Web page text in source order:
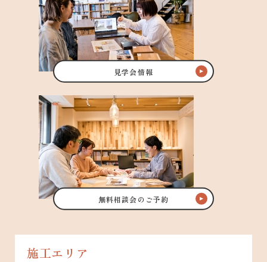
見学会情報
無料相談会のご予約
施工エリア